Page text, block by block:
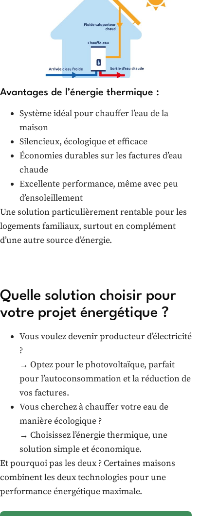
Avantages de l’énergie thermique :
Système idéal pour chauffer l’eau de la
maison
Silencieux, écologique et efficace
Économies durables sur les factures d’eau
chaude
Excellente performance, même avec peu
d’ensoleillement
Une solution particulièrement rentable pour les
logements familiaux, surtout en complément
d’une autre source d’énergie.
Quelle solution choisir pour
votre projet énergétique ?
Vous voulez devenir producteur d’électricité
?
→ Optez pour le photovoltaïque, parfait
pour l’autoconsommation et la réduction de
vos factures.
Vous cherchez à chauffer votre eau de
manière écologique ?
→ Choisissez l’énergie thermique, une
solution simple et économique.
Et pourquoi pas les deux ? Certaines maisons
combinent les deux technologies pour une
performance énergétique maximale.